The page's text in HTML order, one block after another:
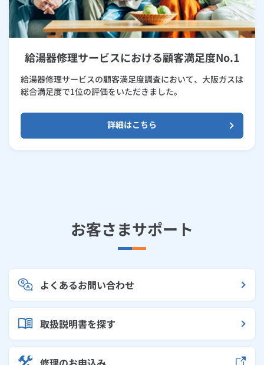
給湯器修理サービスにおける顧客満足度No.1
給湯器修理サービスの顧客満足度調査において、大阪ガスは
総合満足度で1位の評価をいただきました。
詳細はこちら
お客さまサポート
よくあるお問い合わせ
取扱説明書を探す